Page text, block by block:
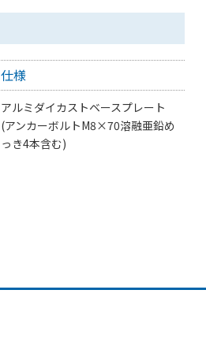
仕様
アルミダイカストベースプレート
(アンカーボルトM8×70溶融亜鉛め
っき4本含む)